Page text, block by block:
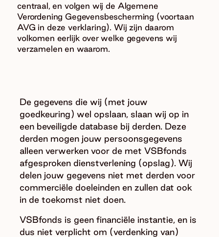
centraal, en volgen wij de Algemene
Verordening Gegevensbescherming (voortaan
AVG in deze verklaring). Wij zijn daarom
volkomen eerlijk over welke gegevens wij
verzamelen en waarom.
De gegevens die wij (met jouw
goedkeuring) wel opslaan, slaan wij op in
een beveiligde database bij derden. Deze
derden mogen jouw persoonsgegevens
alleen verwerken voor de met VSBfonds
afgesproken dienstverlening (opslag). Wij
delen jouw gegevens niet met derden voor
commerciële doeleinden en zullen dat ook
in de toekomst niet doen.
VSBfonds is geen financiële instantie, en is
dus niet verplicht om (verdenking van)